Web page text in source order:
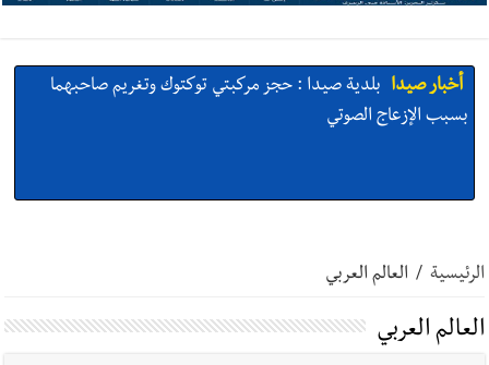
أخبار صيدا بلدية صيدا : حجز مركبتي توكتوك وتغريم صاحبهما
بسبب الإزعاج الصوتي
القدرات -صيدا
أخبار صيدا
الرئيسية / العالم العربي
العالم العربي